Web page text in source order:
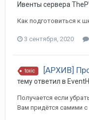
Ивенты сервера
Как подготовиться к
3 сентября, 2020
toxic [АРХИВ]
тему ответил в
Получается если
Вам придётся самими с